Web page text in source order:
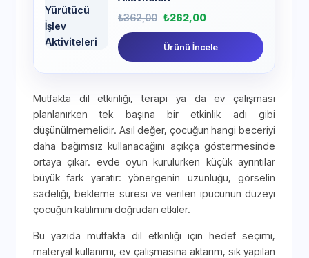
₺362,00 ₺262,00
Ürünü İncele
Mutfakta dil etkinliği, terapi ya da ev çalışması
planlanırken tek başına bir etkinlik adı gibi
düşünülmemelidir. Asıl değer, çocuğun hangi beceriyi
daha bağımsız kullanacağını açıkça göstermesinde
ortaya çıkar. evde oyun kurulurken küçük ayrıntılar
büyük fark yaratır: yönergenin uzunluğu, görselin
sadeliği, bekleme süresi ve verilen ipucunun düzeyi
çocuğun katılımını doğrudan etkiler.
Bu yazıda mutfakta dil etkinliği için hedef seçimi,
materyal kullanımı, ev çalışmasına aktarım, sık yapılan